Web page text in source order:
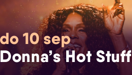
do 10 sep
Donna’s Hot Stuff